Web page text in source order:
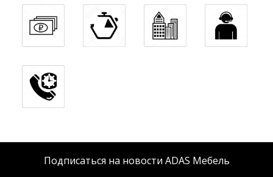
Подписаться на новости ADAS Мебель